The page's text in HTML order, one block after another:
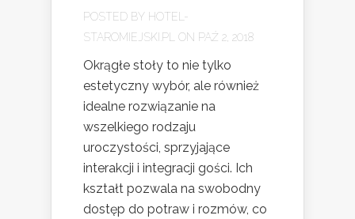
POSTED BY HOTEL-
STAROMIEJSKI.PL
ON PAŹ 2, 2018
Okrągłe stoły to nie tylko
estetyczny wybór, ale również
idealne rozwiązanie na
wszelkiego rodzaju
uroczystości, sprzyjające
interakcji i integracji gości. Ich
kształt pozwala na swobodny
dostęp do potraw i rozmów, co